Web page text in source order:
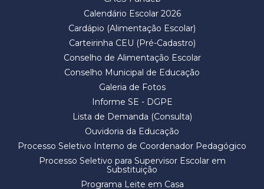
Calendário Escolar 2026
Cardápio (Alimentação Escolar)
Carteirinha CEU (Pré-Cadastro)
Conselho de Alimentação Escolar
Conselho Municipal de Educação
Galeria de Fotos
Informe SE - DGPE
Lista de Demanda (Consulta)
Ouvidoria da Educação
Processo Seletivo Interno de Coordenador Pedagógico
Processo Seletivo para Supervisor Escolar em
Substituição
Programa Leite em Casa